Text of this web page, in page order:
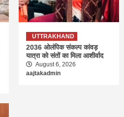
UTTRAKHAND
2036 ओलंपिक संकल्प कांवड़
यात्रा को संतों का मिला आशीर्वाद
August 6, 2026
aajtakadmin